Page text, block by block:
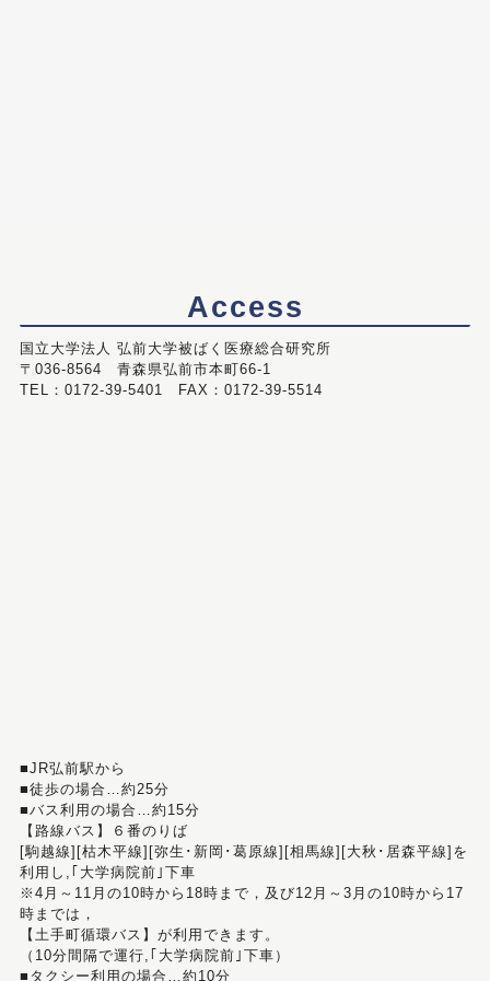
Access
国立大学法人 弘前大学被ばく医療総合研究所
〒036-8564 青森県弘前市本町66-1
TEL：0172-39-5401 FAX：0172-39-5514
■JR弘前駅から
■徒歩の場合…約25分
■バス利用の場合…約15分
【路線バス】６番のりば
[駒越線][枯木平線][弥生･新岡･葛原線][相馬線][大秋･居森平線]を
利用し,｢大学病院前｣下車
※4月～11月の10時から18時まで，及び12月～3月の10時から17
時までは，
【土手町循環バス】が利用できます。
（10分間隔で運行,｢大学病院前｣下車）
■タクシー利用の場合…約10分